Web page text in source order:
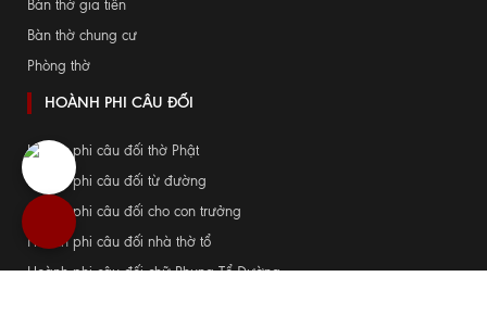
Bàn thờ gia tiên
Bàn thờ chung cư
Phòng thờ
HOÀNH PHI CÂU ĐỐI
Hoành phi câu đối thờ Phật
Hoành phi câu đối từ đường
Hoành phi câu đối cho con trưởng
Hoành phi câu đối nhà thờ tổ
Hoành phi câu đối chữ Phụng Tổ Đường